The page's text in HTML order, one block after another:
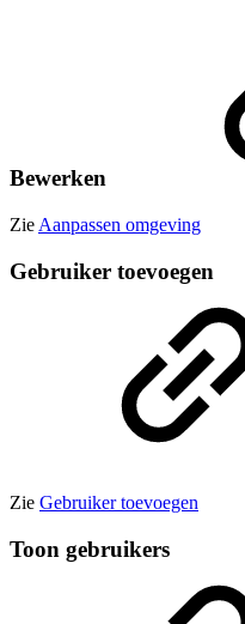
Bewerken
Zie Aanpassen omgeving
Gebruiker toevoegen
Zie Gebruiker toevoegen
Toon gebruikers